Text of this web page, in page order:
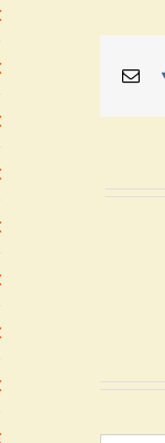
Vk
כתובת